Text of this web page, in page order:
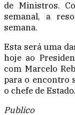
de Ministros.
semanal, a
semana.
Esta será uma
hoje ao
com Marcelo
para o encontro
o chefe de Estado.
Publico